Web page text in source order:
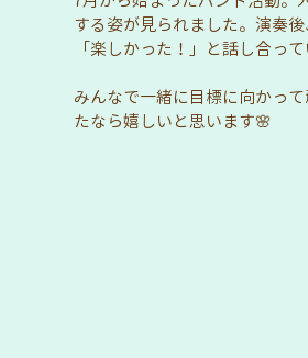
する姿が見られました。演奏
「楽しかった！」と話し合って
みんなで一緒に目標に向かっ
たなら嬉しいと思います🌸